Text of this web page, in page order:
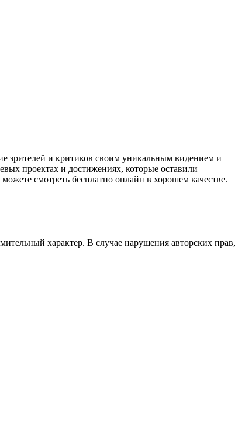
зрителей и критиков своим уникальным видением и
проектах и достижениях, которые оставили
смотреть бесплатно онлайн в хорошем качестве.
характер. В случае нарушения авторских прав,